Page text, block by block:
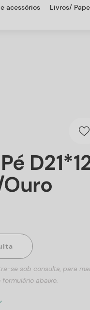
acessórios
Livros/
ouro
se sob consulta, para
abaixo.